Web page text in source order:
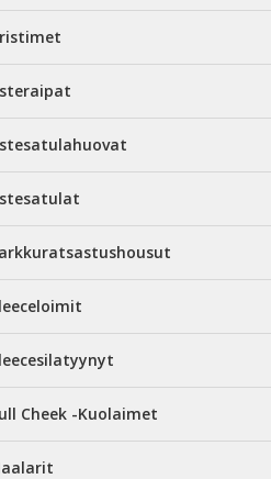
Cheek -Kuolaimet